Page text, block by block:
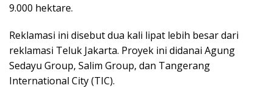
9.000 hektare.
Reklamasi ini disebut dua kali lipat lebih besar dari
reklamasi Teluk Jakarta. Proyek ini didanai Agung
Sedayu Group, Salim Group, dan Tangerang
International City (TIC).